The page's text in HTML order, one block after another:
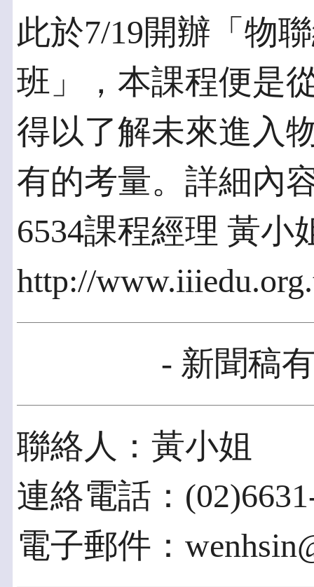
此於7/19開辦「物
班」，本課程便是
得以了解未來進入
有的考量。詳細內
6534課程經理 黃小
http://
- 新聞稿
聯絡人：黃小姐
連絡電話：
電子郵件：